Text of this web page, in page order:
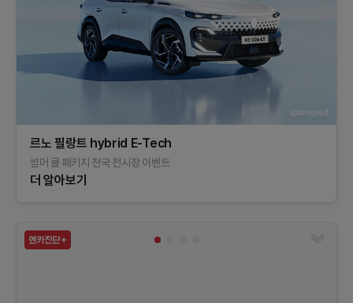
sponsored
르노 필랑트 hybrid E-Tech​
썸머 쿨 패키지 전국 전시장 이벤트
더 알아보기